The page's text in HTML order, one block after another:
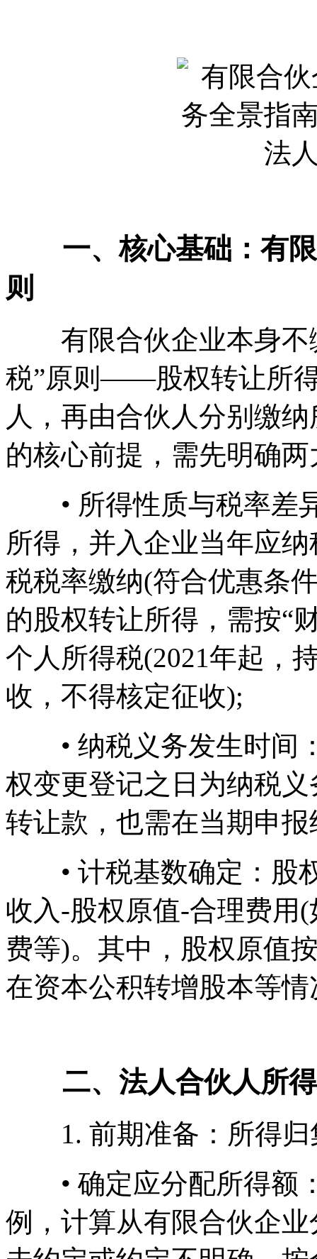
一、核心基础：有限
则
有限合伙企业本身不
税”原则——股权转让所
人，再由合伙人分别缴
的核心前提，需先明确
• 所得性质与税率差
所得，并入企业当年应
税税率缴纳(符合优惠条
的股权转让所得，需按“
个人所得税(2021年起，
收，不得核定征收);
• 纳税义务发生时间
权变更登记之日为纳税
转让款，也需在当期申报
• 计税基数确定：股
收入-股权原值-合理费用
费等)。其中，股权原值
在资本公积转增股本等
二、法人合伙人所得
1. 前期准备：所得归
• 确定应分配所得额
例，计算从有限合伙企